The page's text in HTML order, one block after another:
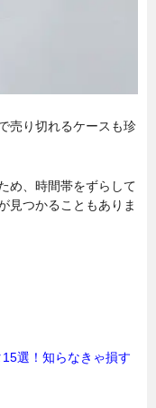
売り切れるケースも珍
め、時間帯をずらして
見つかることもありま
選！知らなきゃ損す